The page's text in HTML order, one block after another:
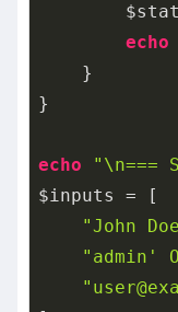
echo
    }
}
echo "\n===
$inputs = [
"John
"admin'